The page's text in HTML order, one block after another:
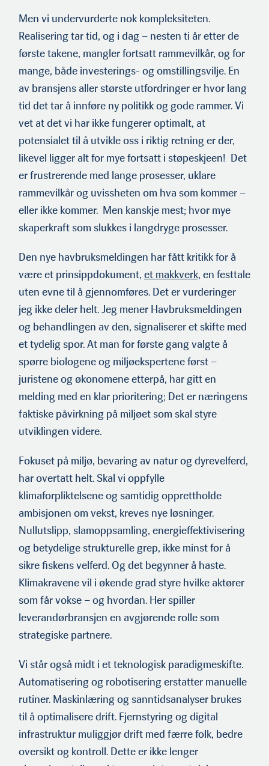
Men vi undervurderte nok kompleksiteten.
Realisering tar tid, og i dag – nesten ti år etter de
første takene, mangler fortsatt rammevilkår, og for
mange, både investerings- og omstillingsvilje. En
av bransjens aller største utfordringer er hvor lang
tid det tar å innføre ny politikk og gode rammer. Vi
vet at det vi har ikke fungerer optimalt, at
potensialet til å utvikle oss i riktig retning er der,
likevel ligger alt for mye fortsatt i støpeskjeen! Det
er frustrerende med lange prosesser, uklare
rammevilkår og uvissheten om hva som kommer –
eller ikke kommer. Men kanskje mest; hvor mye
skaperkraft som slukkes i langdryge prosesser.
Den nye havbruksmeldingen har fått kritikk for å
være et prinsippdokument, et makkverk, en festtale
uten evne til å gjennomføres. Det er vurderinger
jeg ikke deler helt. Jeg mener Havbruksmeldingen
og behandlingen av den, signaliserer et skifte med
et tydelig spor. At man for første gang valgte å
spørre biologene og miljøekspertene først –
juristene og økonomene etterpå, har gitt en
melding med en klar prioritering; Det er næringens
faktiske påvirkning på miljøet som skal styre
utviklingen videre.
Fokuset på miljø, bevaring av natur og dyrevelferd,
har overtatt helt. Skal vi oppfylle
klimaforpliktelsene og samtidig opprettholde
ambisjonen om vekst, kreves nye løsninger.
Nullutslipp, slamoppsamling, energieffektivisering
og betydelige strukturelle grep, ikke minst for å
sikre fiskens velferd. Og det begynner å haste.
Klimakravene vil i økende grad styre hvilke aktører
som får vokse – og hvordan. Her spiller
leverandørbransjen en avgjørende rolle som
strategiske partnere.
Vi står også midt i et teknologisk paradigmeskifte.
Automatisering og robotisering erstatter manuelle
rutiner. Maskinlæring og sanntidsanalyser brukes
til å optimalisere drift. Fjernstyring og digital
infrastruktur muliggjør drift med færre folk, bedre
oversikt og kontroll. Dette er ikke lenger